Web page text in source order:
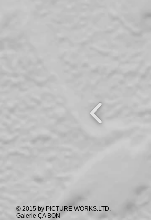
© 2015 by PICTURE WORKS.LTD.
Galerie ÇA BON